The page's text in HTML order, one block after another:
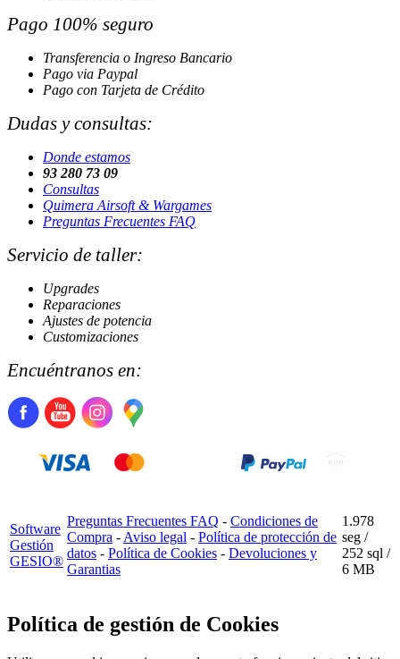
Pago 100% seguro
Transferencia o Ingreso Bancario
Pago via Paypal
Pago con Tarjeta de Crédito
Dudas y consultas:
Donde estamos
93 280 73 09
Consultas
Quimera Airsoft & Wargames
Preguntas Frecuentes FAQ
Servicio de taller:
Upgrades
Reparaciones
Ajustes de potencia
Customizaciones
Encuéntranos en:
Software
Gestión
GESIO®
Preguntas Frecuentes FAQ - Condiciones de
Compra -Aviso legal - Política de protección de
datos - Política de Cookies - Devoluciones y
Garantias
1.978
seg /
252 sql /
6 MB
Política de gestión de Cookies